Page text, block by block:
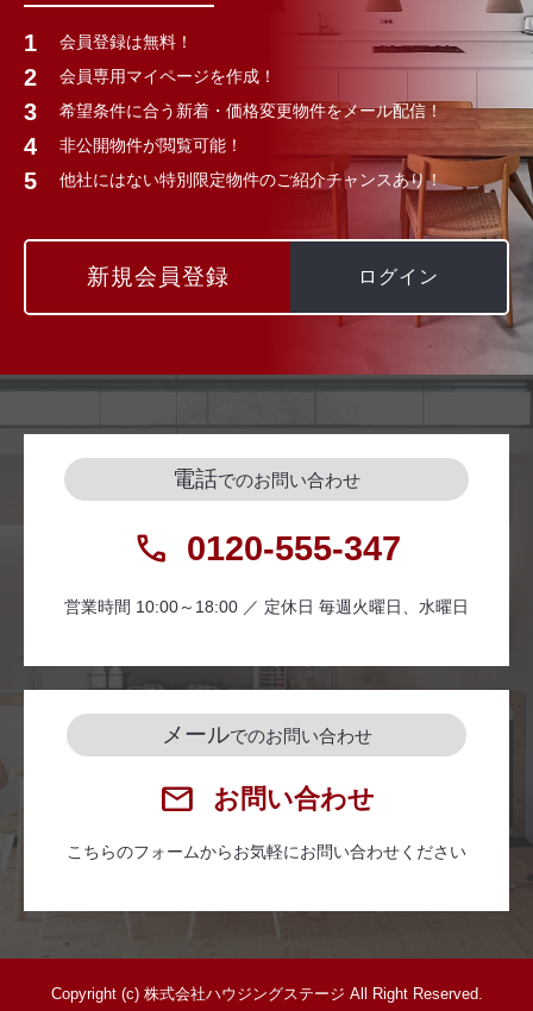
会員登録は無料！
会員専用マイページを作成！
希望条件に合う新着・価格変更物件をメール配信！
非公開物件が閲覧可能！
他社にはない特別限定物件のご紹介チャンスあり！
新規会員登録 ログイン
電話でのお問い合わせ
0120-555-347
営業時間 10:00～18:00 ／ 定休日 毎週火曜日、水曜日
メールでのお問い合わせ
お問い合わせ
こちらのフォームからお気軽にお問い合わせください
Copyright (c) 株式会社ハウジングステージ All Right Reserved.